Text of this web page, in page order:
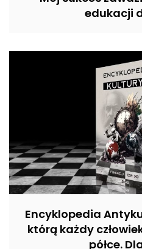
edukacji
Encyklopedia
którą każdy
półce.